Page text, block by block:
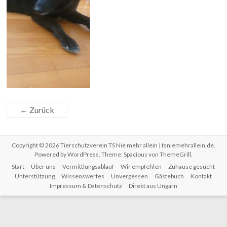
← Zurück
Copyright © 2026Tierschutzverein TS Nie mehr allein | tsniemehrallein.de.
Powered byWordPress. Theme: Spacious von ThemeGrill.
Start
Über uns Vermittlungsablauf Wir empfehlen
Zuhause gesucht
Unterstützung
Wissenswertes Unvergessen Gästebuch
Kontakt
Impressum & Datenschutz
Direkt aus Ungarn